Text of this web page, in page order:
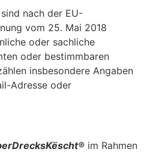
nach der EU-
vom 25. Mai 2018
oder sachliche
oder bestimmbaren
insbesondere Angaben
Adresse oder
im Rahmen